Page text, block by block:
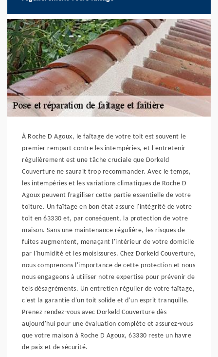
À Roche D Agoux, le faîtage de votre toit est souvent le
premier rempart contre les intempéries, et l'entretenir
régulièrement est une tâche cruciale que Dorkeld
Couverture ne saurait trop recommander. Avec le temps,
les intempéries et les variations climatiques de Roche D
Agoux peuvent fragiliser cette partie essentielle de votre
toiture. Un faîtage en bon état assure l'intégrité de votre
toit en 63330 et, par conséquent, la protection de votre
maison. Sans une maintenance régulière, les risques de
fuites augmentent, menaçant l'intérieur de votre domicile
par l'humidité et les moisissures. Chez Dorkeld Couverture,
nous comprenons l'importance de cette protection et nous
nous engageons à utiliser notre expertise pour prévenir de
tels désagréments. Un entretien régulier de votre faîtage,
c'est la garantie d'un toit solide et d'un esprit tranquille.
Prenez rendez-vous avec Dorkeld Couverture dès
aujourd'hui pour une évaluation complète et assurez-vous
que votre maison à Roche D Agoux, 63330 reste un havre
de paix et de sécurité.